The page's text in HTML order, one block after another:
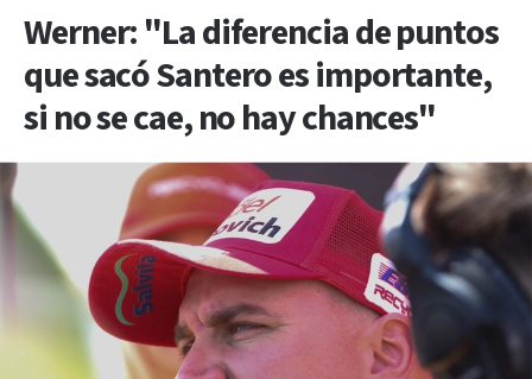
Werner: "La diferencia de puntos
que sacó Santero es importante,
si no se cae, no hay chances"